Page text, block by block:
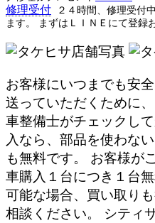
修理受付
２４時間、修理受付
ます。 まずはＬＩＮＥにて登録
お客様にいつまでも安
送っていただくために
車整備士がチェックし
入なら、部品を使わな
も無料です。 お客様が
車購入１台につき１台
可能な場合、買い取り
相談ください。 シティ